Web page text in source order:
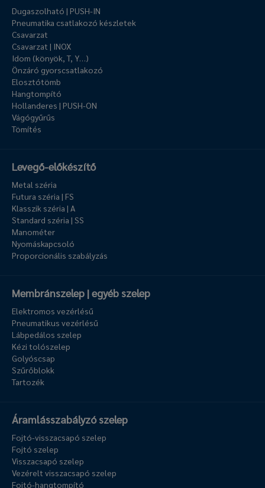
Dugaszolható | PUSH-IN
Pneumatika csatlakozó készletek
Csavarzat
Csavarzat | INOX
Idom (könyök, T, Y…)
Önzáró gyorscsatlakozó
Elosztótömb
Hangtompító
Hollanderes | PUSH-ON
Vágógyűrűs
Tömítés
Levegő-előkészítő
Metal széria
Futura széria | FS
Klasszik széria | A
Standard széria | SS
Manométer
Nyomáskapcsoló
Proporcionális szabályzás
Membránszelep | egyéb szelep
Elektromos vezérlésű
Pneumatikus vezérlésű
Lábpedálos szelep
Kézi tolószelep
Golyóscsap
Szűrőblokk
Tartozék
Áramlásszabályzó szelep
Fojtó-visszacsapó szelep
Fojtó szelep
Visszacsapó szelep
Vezérelt visszacsapó szelep
Fojtó-hangtompító